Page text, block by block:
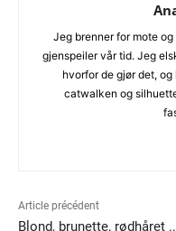
Jeg brenner for mote
gjenspeiler vår tid. Jeg
hvorfor de gjør det,
catwalken og
Article précédent
Blond, brunette, rødhåret